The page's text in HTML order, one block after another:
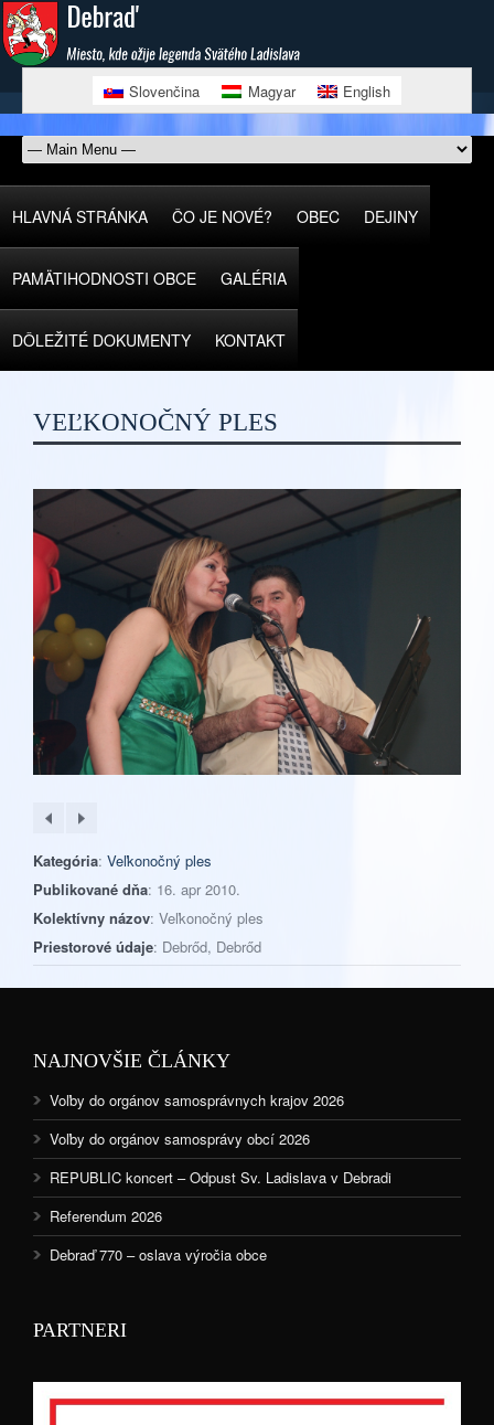
Slovenčina Magyar English
HLAVNÁ STRÁNKA ČO JE NOVÉ? OBEC DEJINY
PAMÄTIHODNOSTI OBCE GALÉRIA
DÔLEŽITÉ DOKUMENTY KONTAKT
VEĽKONOČNÝ PLES
Kategória: Veľkonočný ples
Publikované dňa: 16. apr 2010.
Kolektívny názov: Veľkonočný ples
Priestorové údaje: Debrőd, Debrőd
NAJNOVŠIE ČLÁNKY
Voľby do orgánov samosprávnych krajov 2026
Voľby do orgánov samosprávy obcí 2026
REPUBLIC koncert – Odpust Sv. Ladislava v Debradi
Referendum 2026
Debraď 770 – oslava výročia obce
PARTNERI